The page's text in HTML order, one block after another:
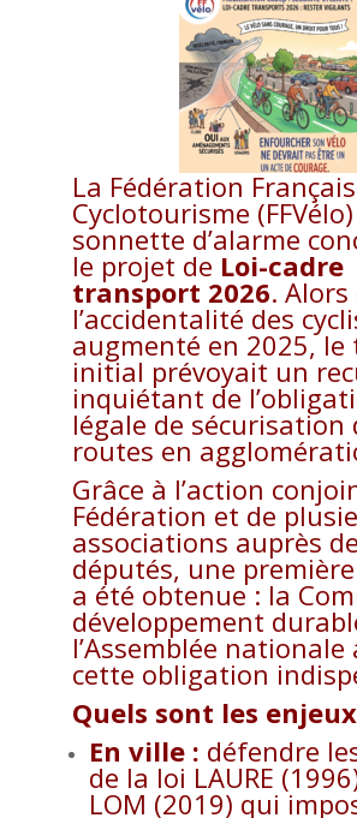
La Fédération
Cyclotourisme
sonnette d’alarme
le projet de Loi-cadre
transport 2026. Alors
l’accidentalité des
augmenté en 2025, le
initial prévoyait un
inquiétant de
légale de sécurisation
routes en
Grâce à l’action
Fédération et de
associations auprès
députés, une
a été obtenue : la
développement
l’Assemblée
cette obligation
Quels sont les
En ville : défendre
de la loi LAURE
LOM (2019) qui